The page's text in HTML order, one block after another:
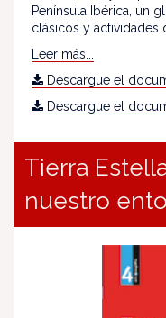
Península Ibérica, un
clásicos y actividades
Leer más...
Descargue el
Descargue el
Tierra
nuestro